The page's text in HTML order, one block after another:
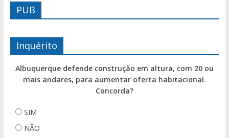
PUB
Inquérito
Albuquerque defende construção em altura, com 20 ou
mais andares, para aumentar oferta habitacional.
Concorda?
SIM
NÃO